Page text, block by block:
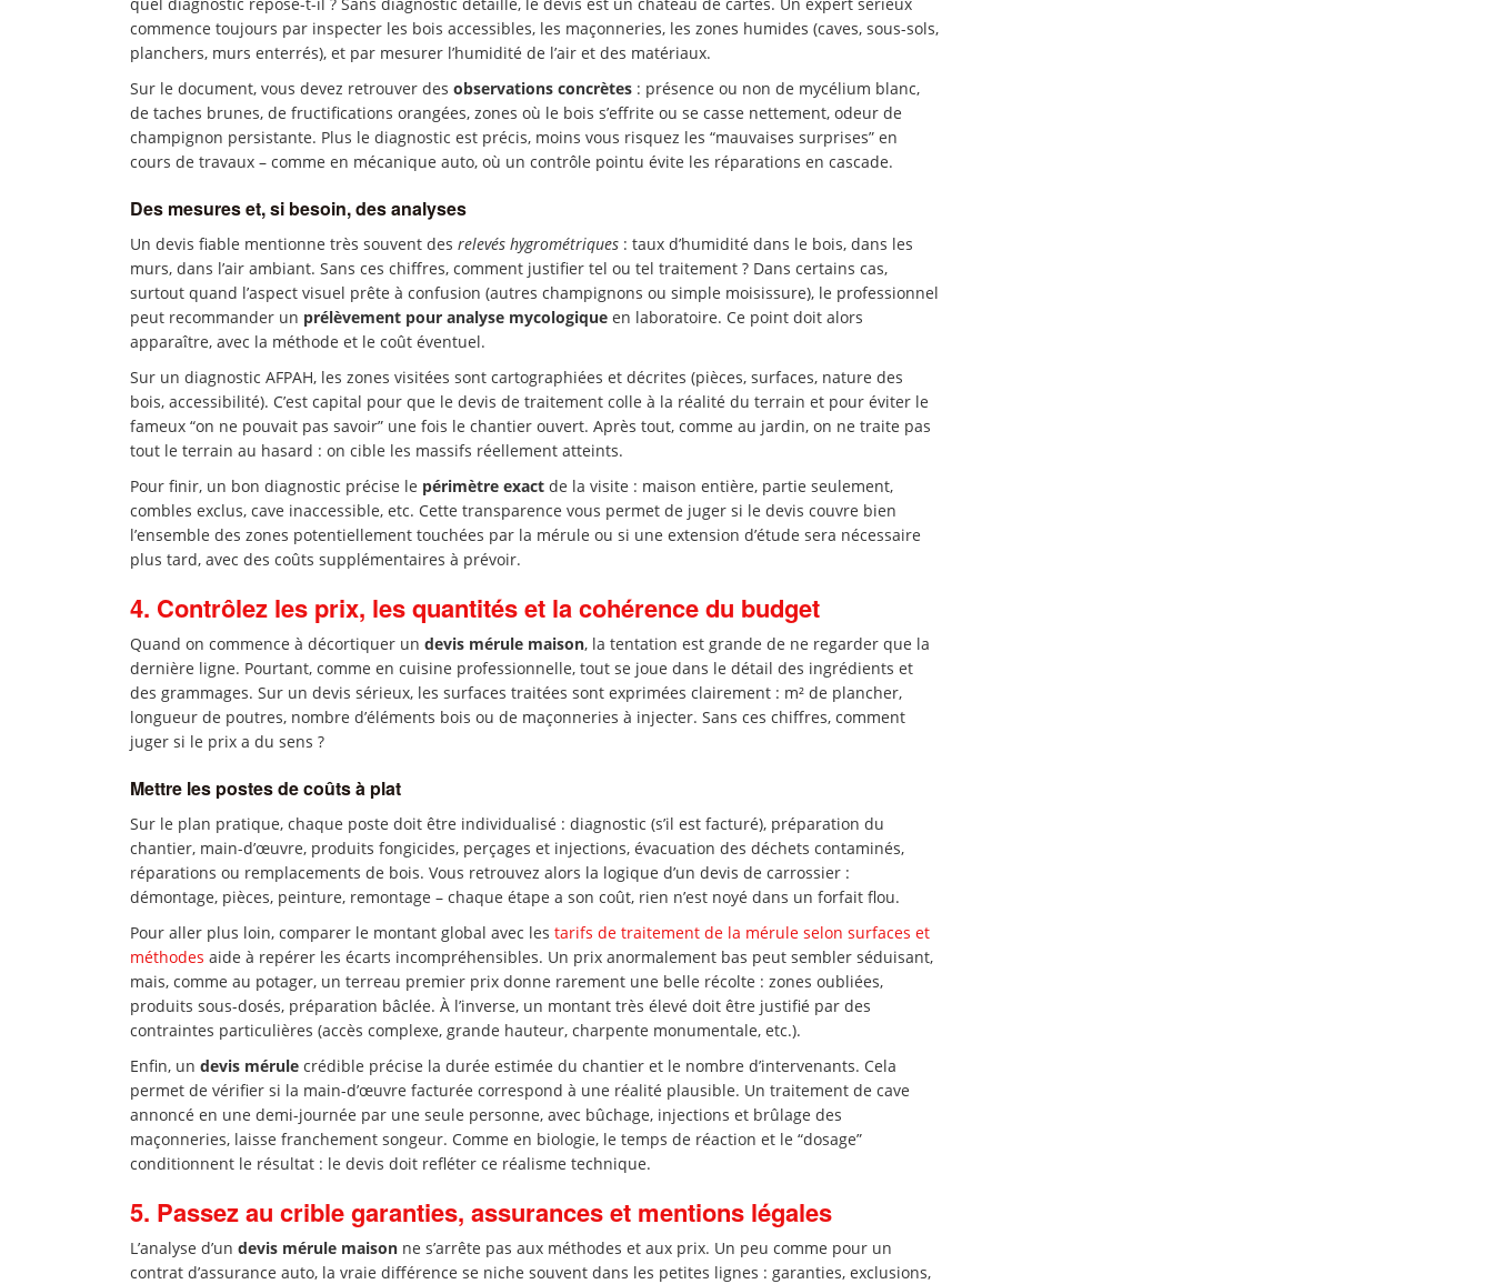
commence toujours par inspecter les bois accessibles, les maçonneries, les zones humides (caves, sous-sols,
planchers, murs enterrés), et par mesurer l’humidité de l’air et des matériaux.
Sur le document, vous devez retrouver des observations concrètes : présence ou non de mycélium blanc,
de taches brunes, de fructifications orangées, zones où le bois s’effrite ou se casse nettement, odeur de
champignon persistante. Plus le diagnostic est précis, moins vous risquez les “mauvaises surprises” en
cours de travaux – comme en mécanique auto, où un contrôle pointu évite les réparations en cascade.
Des mesures et, si besoin, des analyses
Un devis fiable mentionne très souvent des relevés hygrométriques : taux d’humidité dans le bois, dans les
murs, dans l’air ambiant. Sans ces chiffres, comment justifier tel ou tel traitement ? Dans certains cas,
surtout quand l’aspect visuel prête à confusion (autres champignons ou simple moisissure), le professionnel
peut recommander un prélèvement pour analyse mycologique en laboratoire. Ce point doit alors
apparaître, avec la méthode et le coût éventuel.
Sur un diagnostic AFPAH, les zones visitées sont cartographiées et décrites (pièces, surfaces, nature des
bois, accessibilité). C’est capital pour que le devis de traitement colle à la réalité du terrain et pour éviter le
fameux “on ne pouvait pas savoir” une fois le chantier ouvert. Après tout, comme au jardin, on ne traite pas
tout le terrain au hasard : on cible les massifs réellement atteints.
Pour finir, un bon diagnostic précise le périmètre exact de la visite : maison entière, partie seulement,
combles exclus, cave inaccessible, etc. Cette transparence vous permet de juger si le devis couvre bien
l’ensemble des zones potentiellement touchées par la mérule ou si une extension d’étude sera nécessaire
plus tard, avec des coûts supplémentaires à prévoir.
4. Contrôlez les prix, les quantités et la cohérence du budget
Quand on commence à décortiquer un devis mérule maison, la tentation est grande de ne regarder que la
dernière ligne. Pourtant, comme en cuisine professionnelle, tout se joue dans le détail des ingrédients et
des grammages. Sur un devis sérieux, les surfaces traitées sont exprimées clairement : m² de plancher,
longueur de poutres, nombre d’éléments bois ou de maçonneries à injecter. Sans ces chiffres, comment
juger si le prix a du sens ?
Mettre les postes de coûts à plat
Sur le plan pratique, chaque poste doit être individualisé : diagnostic (s’il est facturé), préparation du
chantier, main-d’œuvre, produits fongicides, perçages et injections, évacuation des déchets contaminés,
réparations ou remplacements de bois. Vous retrouvez alors la logique d’un devis de carrossier :
démontage, pièces, peinture, remontage – chaque étape a son coût, rien n’est noyé dans un forfait flou.
Pour aller plus loin, comparer le montant global avec les tarifs de traitement de la mérule selon surfaces et
méthodes aide à repérer les écarts incompréhensibles. Un prix anormalement bas peut sembler séduisant,
mais, comme au potager, un terreau premier prix donne rarement une belle récolte : zones oubliées,
produits sous-dosés, préparation bâclée. À l’inverse, un montant très élevé doit être justifié par des
contraintes particulières (accès complexe, grande hauteur, charpente monumentale, etc.).
Enfin, un devis mérule crédible précise la durée estimée du chantier et le nombre d’intervenants. Cela
permet de vérifier si la main-d’œuvre facturée correspond à une réalité plausible. Un traitement de cave
annoncé en une demi-journée par une seule personne, avec bûchage, injections et brûlage des
maçonneries, laisse franchement songeur. Comme en biologie, le temps de réaction et le “dosage”
conditionnent le résultat : le devis doit refléter ce réalisme technique.
5. Passez au crible garanties, assurances et mentions légales
L’analyse d’un devis mérule maison ne s’arrête pas aux méthodes et aux prix. Un peu comme pour un
contrat d’assurance auto, la vraie différence se niche souvent dans les petites lignes : garanties, exclusions,